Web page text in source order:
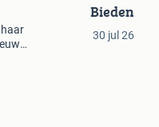
Bieden
30 jul 26